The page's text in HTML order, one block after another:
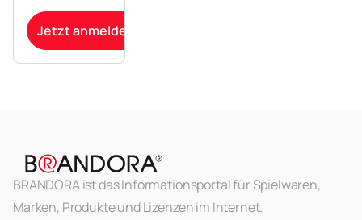
Jetzt anmelden
BRANDORA ist das Informationsportal für Spielwaren,
Marken, Produkte und Lizenzen im Internet.